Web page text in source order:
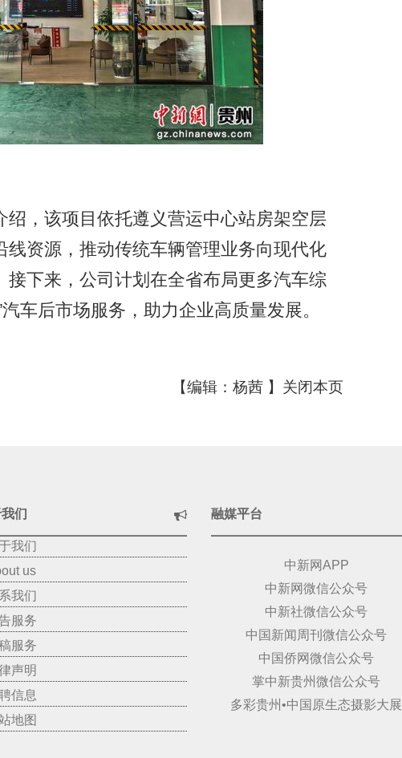
，该项目依托遵义营运中心站房架空层
线资源，推动传统车辆管理业务向现代化
下来，公司计划在全省布局更多汽车综
车后市场服务，助力企业高质量发展。
【编辑：杨茜 】 关闭本页
们
我们
us
我们
服务
服务
声明
信息
地图
融媒平台
中新网APP
中新网微信公众号
中新社微信公众号
中国新闻周刊微信公众号
中国侨网微信公众号
掌中新贵州微信公众号
多彩贵州•中国原生态摄影大展